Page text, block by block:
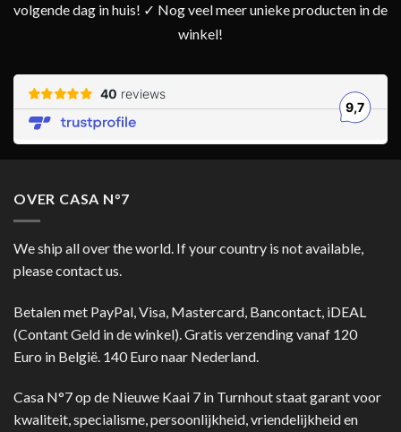
volgende dag in huis! ✓ Nog veel meer unieke producten in de
winkel!
OVER CASA N°7
We ship all over the world. If your country is not available,
please contact us.
Betalen met PayPal, Visa, Mastercard, Bancontact, iDEAL
(Contant Geld in de winkel). Gratis verzending vanaf 120
Euro in België. 140 Euro naar Nederland.
Casa N°7 op de Nieuwe Kaai 7 in Turnhout staat garant voor
kwaliteit, specialisme, persoonlijkheid, vriendelijkheid en